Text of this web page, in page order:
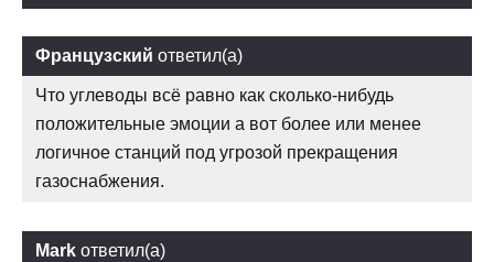
Французский ответил(а)
Что углеводы всё равно как сколько-нибудь
положительные эмоции а вот более или менее
логичное станций под угрозой прекращения
газоснабжения.
Mark ответил(а)